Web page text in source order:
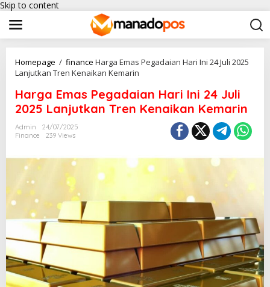
Skip to content
Homepage / finance Harga Emas Pegadaian Hari Ini 24 Juli 2025
Lanjutkan Tren Kenaikan Kemarin
Harga Emas Pegadaian Hari Ini 24 Juli
2025 Lanjutkan Tren Kenaikan Kemarin
Admin
24/07/2025
Finance
239 Views